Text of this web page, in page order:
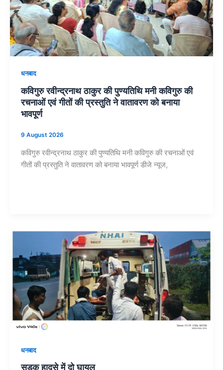
धनबाद
कविगुरु रवीन्द्रनाथ ठाकुर की पुण्यतिथि मनी कविगुरु की
रचनाओं एवं गीतों की प्रस्तुति ने वातावरण को बनाया
भावपूर्ण
9 August 2026
कविगुरु रवीन्द्रनाथ ठाकुर की पुण्यतिथि मनी कविगुरु की रचनाओं एवं
गीतों की प्रस्तुति ने वातावरण को बनाया भावपूर्ण डीजे न्यूज,
धनबाद
सड़क हादसे में दो घायल